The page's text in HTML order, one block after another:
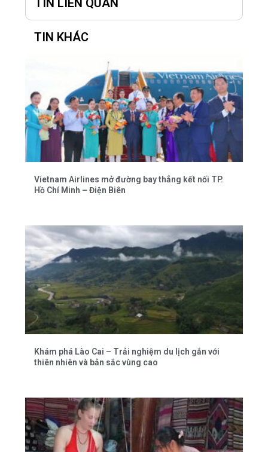
TIN KHÁC
Vietnam Airlines mở đường bay thẳng kết nối TP.
Hồ Chí Minh – Điện Biên
Khám phá Lào Cai – Trải nghiệm du lịch gắn với
thiên nhiên và bản sắc vùng cao